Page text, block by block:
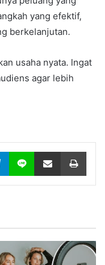
yang efektif,
berkelanjutan.
usaha nyata. Ingat
agar lebih
Telegram Line Share via Email